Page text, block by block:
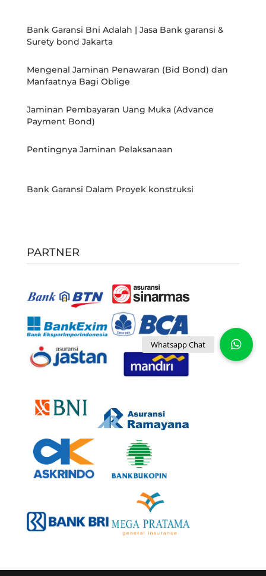
Bank Garansi Bni Adalah | Jasa Bank garansi &
Surety bond Jakarta
Mengenal Jaminan Penawaran (Bid Bond) dan
Manfaatnya Bagi Oblige
Jaminan Pembayaran Uang Muka (Advance
Payment Bond)
Pentingnya Jaminan Pelaksanaan
Bank Garansi Dalam Proyek konstruksi
PARTNER